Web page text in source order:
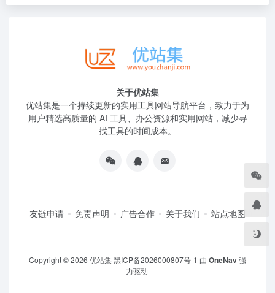
关于优站集
优站集是一个持续更新的实用工具网站导航平台，致力于为
用户精选高质量的 AI 工具、办公资源和实用网站，减少寻
找工具的时间成本。
友链申请 免责声明 广告合作 关于我们 站点地图
Copyright © 2026 优站集黑ICP备2026000807号-1 由 OneNav强
力驱动